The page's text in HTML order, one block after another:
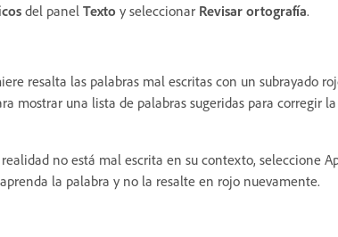
del panel Texto y seleccionar Revisar ortografía.
resalta las palabras mal escritas con un subrayado
mostrar una lista de palabras sugeridas para corregir
no está mal escrita en su contexto, seleccione
la palabra y no la resalte en rojo nuevamente.